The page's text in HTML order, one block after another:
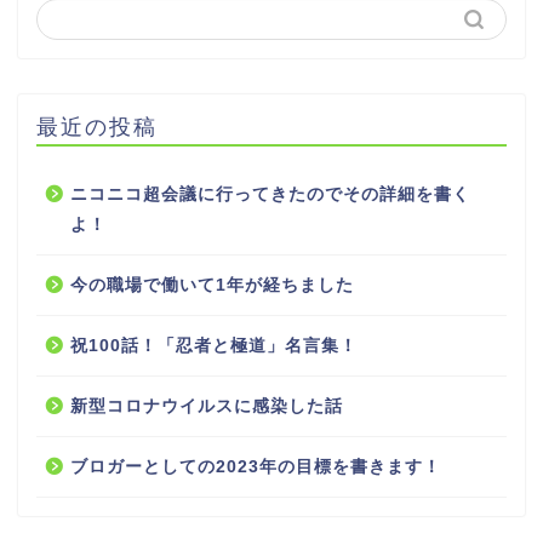
最近の投稿
ニコニコ超会議に行ってきたのでその詳細を書く
よ！
今の職場で働いて1年が経ちました
祝100話！「忍者と極道」名言集！
新型コロナウイルスに感染した話
ブロガーとしての2023年の目標を書きます！